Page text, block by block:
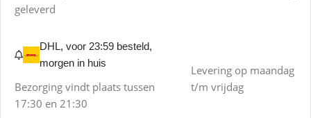
geleverd
DHL, voor 23:59 besteld,
morgen in huis
Bezorging vindt plaats tussen
17:30 en 21:30
Levering op maandag
t/m vrijdag